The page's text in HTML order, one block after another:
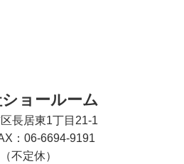
ョールーム
長居東1丁目21-1
：06-6694-9191
不定休）